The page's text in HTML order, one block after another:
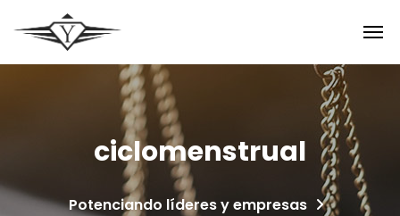
ciclomenstrual
Potenciando líderes y empresas